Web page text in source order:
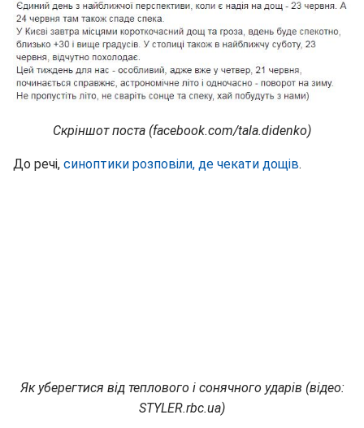
Скріншот поста (facebook.com/tala.didenko)
До речі, синоптики розповіли, де чекати дощів.
Як уберегтися від теплового і сонячного ударів (відео:
STYLER.rbc.ua)